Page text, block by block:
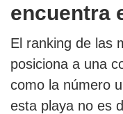
encuentra
El ranking de las
posiciona a una
como la número
esta playa no es